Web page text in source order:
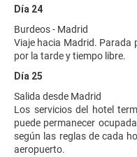
Día 24
Burdeos - Madrid
Viaje hacia Madrid. Parada
por la tarde y tiempo libre.
Día 25
Salida desde Madrid
Los servicios del hotel
puede permanecer
según las reglas de cada
aeropuerto.